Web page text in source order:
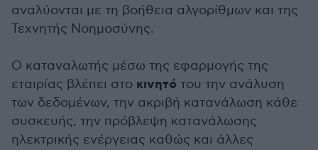
αναλύονται με τη βοήθεια αλγορίθμων και της
Τεχνητής Νοημοσύνης.
Ο καταναλωτής μέσω της εφαρμογής της
εταιρίας βλέπει στο κινητό του την ανάλυση
των δεδομένων, την ακριβή κατανάλωση κάθε
συσκευής, την πρόβλεψη κατανάλωσης
ηλεκτρικής ενέργειας καθώς και άλλες